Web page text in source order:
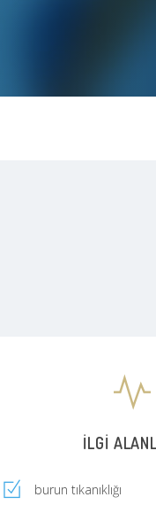
İLGI
burun tıkanıklığı